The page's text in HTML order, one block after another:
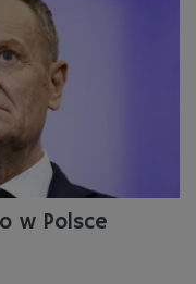
w Polsce